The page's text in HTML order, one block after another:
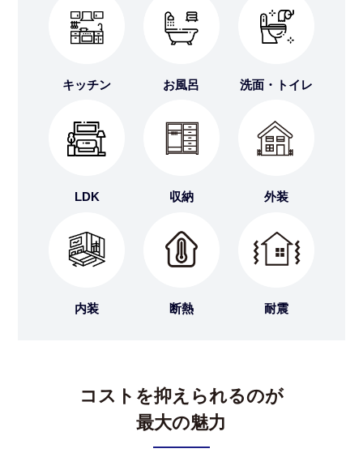
キッチン お風呂 洗面・トイレ
LDK 収納 外装
内装 断熱 耐震
コストを抑えられるのが
最大の魅力